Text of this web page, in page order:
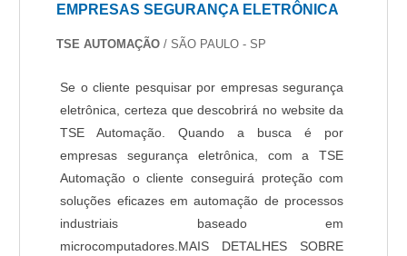
EMPRESAS SEGURANÇA ELETRÔNICA
TSE AUTOMAÇÃO/ SÃO PAULO - SP
Se o cliente pesquisar por empresas segurança
eletrônica, certeza que descobrirá no website da
TSE Automação. Quando a busca é por
empresas segurança eletrônica, com a TSE
Automação o cliente conseguirá proteção com
soluções eficazes em automação de processos
industriais baseado em
microcomputadores.MAIS DETALHES SOBRE